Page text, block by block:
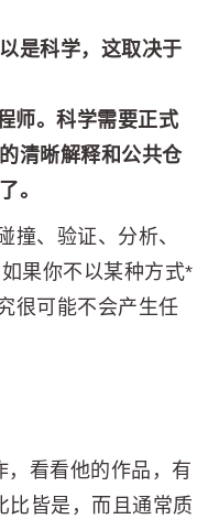
是科学，这取决于
师。科学需要正式
清晰解释和公共仓
。
撞、验证、分析、
果你不以某种方式*
很可能不会产生任
看看他的作品，有
比皆是，而且通常质